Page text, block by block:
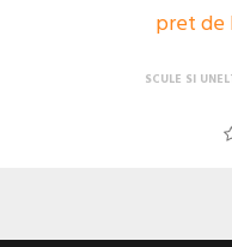
pret de
SCULE SI